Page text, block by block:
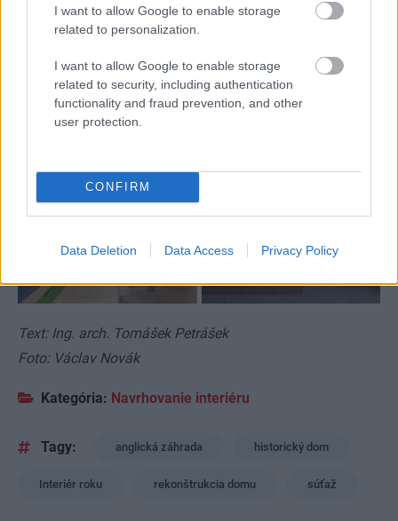
I want to allow Google to enable storage
related to personalization.
I want to allow Google to enable storage
related to security, including authentication
functionality and fraud prevention, and other
user protection.
CONFIRM
Data Deletion Data Access Privacy Policy
27
Text: Ing. arch. Tomášek Petrášek
Foto: Václav Novák
Kategória: Navrhovanie interiéru
Tagy: anglická záhrada historický dom
Interiér roku rekonštrukcia domu súťaž